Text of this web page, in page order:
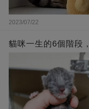
2023/07/22
貓咪一生的6個階段